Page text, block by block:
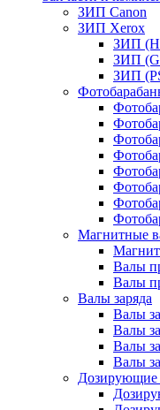
ЗИП Canon
ЗИП Xerox
ЗИП
ЗИП
ЗИП
Магнитные
Валы
Валы
Валы заряда
Валы
Валы
Валы
Валы
Дозирующие